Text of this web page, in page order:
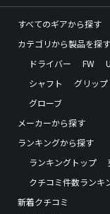
すべてのギアから探す
カテゴリから製品を探す
ドライバー
FW
シャフト
グリップ
グローブ
メーカーから探す
ランキングから探す
ランキングトップ
クチコミ件数ランキ
新着クチコミ